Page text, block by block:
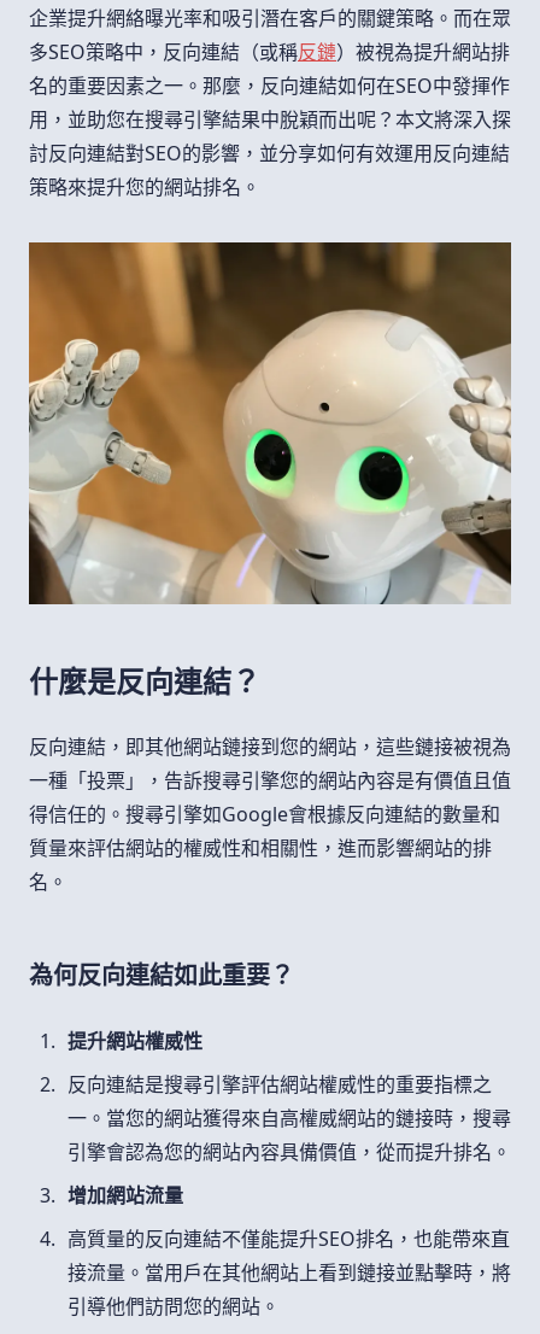
企業提升網絡曝光率和吸引潛在客戶的關鍵策略。而在眾
多SEO策略中，反向連結（或稱反鏈）被視為提升網站排
名的重要因素之一。那麼，反向連結如何在SEO中發揮作
用，並助您在搜尋引擎結果中脫穎而出呢？本文將深入探
討反向連結對SEO的影響，並分享如何有效運用反向連結
策略來提升您的網站排名。
什麼是反向連結？
反向連結，即其他網站鏈接到您的網站，這些鏈接被視為
一種「投票」，告訴搜尋引擎您的網站內容是有價值且值
得信任的。搜尋引擎如Google會根據反向連結的數量和
質量來評估網站的權威性和相關性，進而影響網站的排
名。
為何反向連結如此重要？
提升網站權威性
反向連結是搜尋引擎評估網站權威性的重要指標之
一。當您的網站獲得來自高權威網站的鏈接時，搜尋
引擎會認為您的網站內容具備價值，從而提升排名。
增加網站流量
高質量的反向連結不僅能提升SEO排名，也能帶來直
接流量。當用戶在其他網站上看到鏈接並點擊時，將
引導他們訪問您的網站。